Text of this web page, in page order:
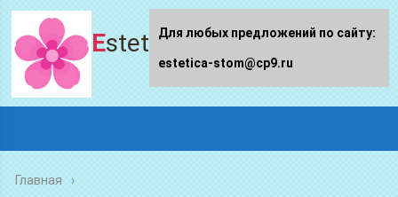
Estetica-stom.ru
Главная
Для любых предложений по сайту:
estetica-stom@cp9.ru